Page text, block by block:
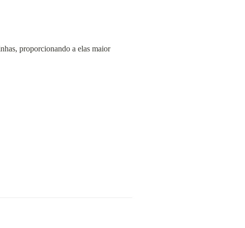
proporcionando a elas maior